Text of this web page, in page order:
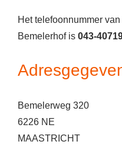
Het telefoonnummer
Bemelerhof is 043-
Bemelerweg 320
6226 NE
MAASTRICHT